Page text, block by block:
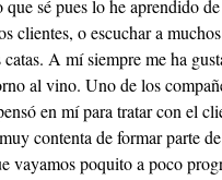
sé pues lo he aprendido
clientes, o escuchar a
A mí siempre me ha
al vino. Uno de los
en mí para tratar con el
contenta de formar parte
vayamos poquito a poco